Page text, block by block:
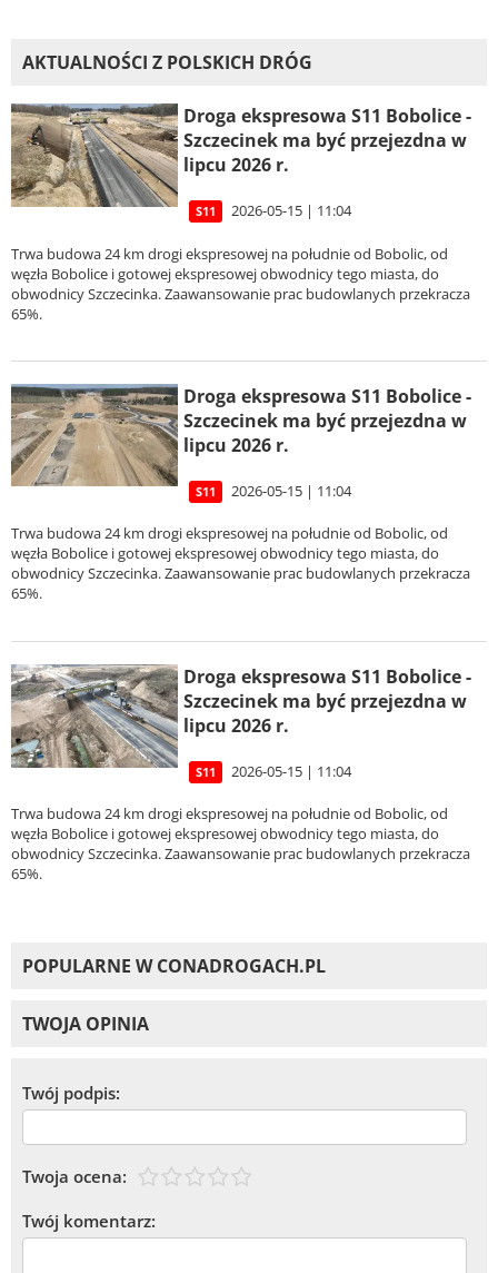
AKTUALNOŚCI Z POLSKICH DRÓG
Droga ekspresowa S11 Bobolice -
Szczecinek ma być przejezdna w
lipcu 2026 r.
S11 2026-05-15 | 11:04
Trwa budowa 24 km drogi ekspresowej na południe od Bobolic, od
węzła Bobolice i gotowej ekspresowej obwodnicy tego miasta, do
obwodnicy Szczecinka. Zaawansowanie prac budowlanych przekracza
65%.
Droga ekspresowa S11 Bobolice -
Szczecinek ma być przejezdna w
lipcu 2026 r.
S11 2026-05-15 | 11:04
Trwa budowa 24 km drogi ekspresowej na południe od Bobolic, od
węzła Bobolice i gotowej ekspresowej obwodnicy tego miasta, do
obwodnicy Szczecinka. Zaawansowanie prac budowlanych przekracza
65%.
Droga ekspresowa S11 Bobolice -
Szczecinek ma być przejezdna w
lipcu 2026 r.
S11 2026-05-15 | 11:04
Trwa budowa 24 km drogi ekspresowej na południe od Bobolic, od
węzła Bobolice i gotowej ekspresowej obwodnicy tego miasta, do
obwodnicy Szczecinka. Zaawansowanie prac budowlanych przekracza
65%.
POPULARNE W CONADROGACH.PL
TWOJA OPINIA
Twój podpis:
Twoja ocena:
Twój komentarz: